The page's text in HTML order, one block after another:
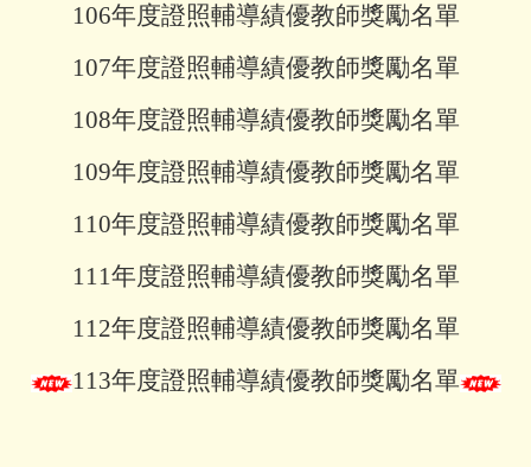
106年度證照輔導績優教師獎勵名單
107年度證照輔導績優教師獎勵名單
108年度證照輔導績優教師獎勵名單
109年度證照輔導績優教師獎勵名單
110年度證照輔導績優教師獎勵名單
111年度證照輔導績優教師獎勵名單
112年度證照輔導績優教師獎勵名單
113年度證照輔導績優教師獎勵名單